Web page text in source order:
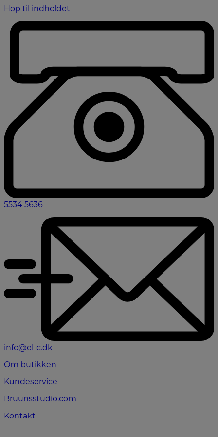
Hop til indholdet
5534 5636
info@el-c.dk
Om butikken
Kundeservice
Bruunsstudio.com
Kontakt